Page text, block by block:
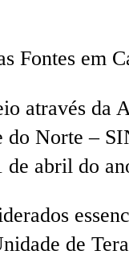
Fontes em
através da
do Norte –
abril do
de